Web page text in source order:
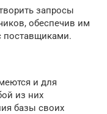
запросы
обеспечив им
поставщиками.
и для
из них
базы своих